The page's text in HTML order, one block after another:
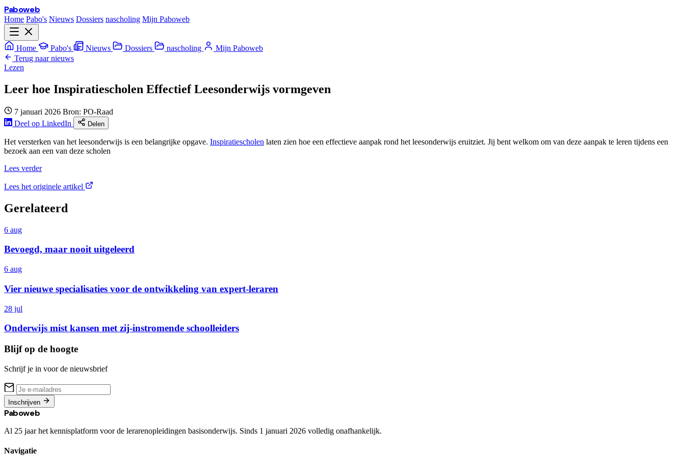
Paboweb
Home Pabo's Nieuws Dossiers nascholing Mijn Paboweb
Home Pabo's Nieuws Dossiers nascholing
Mijn Paboweb
Terug naar nieuws
Lezen
Leer hoe Inspiratiescholen Effectief Leesonderwijs vormgeven
7 januari 2026 Bron: PO-Raad
Deel op LinkedIn
Delen
Het versterken van het leesonderwijs is een belangrijke opgave. Inspiratiescholen laten zien hoe een effectieve aanpak rond het leesonderwijs eruitziet. Jij bent welkom om van deze aanpak te leren tijdens een
bezoek aan een van deze scholen
Lees verder
Lees het originele artikel
Gerelateerd
6 aug
Bevoegd, maar nooit uitgeleerd
6 aug
Vier nieuwe specialisaties voor de ontwikkeling van expert-leraren
28 jul
Onderwijs mist kansen met zij-instromende schoolleiders
Blijf op de hoogte
Schrijf je in voor de nieuwsbrief
Inschrijven
Paboweb
Al 25 jaar het kennisplatform voor de lerarenopleidingen basisonderwijs. Sinds 1 januari 2026 volledig onafhankelijk.
Navigatie